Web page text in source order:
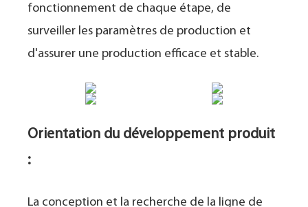
fonctionnement de chaque étape, de
surveiller les paramètres de production et
d'assurer une production efficace et stable.
Orientation du développement produit
:
La conception et la recherche de la ligne de